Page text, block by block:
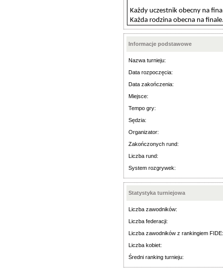
Każdy uczestnik obecny na
Każda rodzina obecna na
Informacje podstawowe
Nazwa turnieju:
Data rozpoczęcia:
Data zakończenia:
Miejsce:
Tempo gry:
Sędzia:
Organizator:
Zakończonych rund:
Liczba rund:
System rozgrywek:
Statystyka turniejowa
Liczba zawodników:
Liczba federacji:
Liczba zawodników z rankingiem FIDE:
Liczba kobiet:
Średni ranking turnieju: